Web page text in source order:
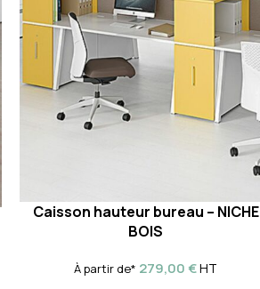
Caisson hauteur bureau – NICHE
BOIS
À partir de* 279,00€HT